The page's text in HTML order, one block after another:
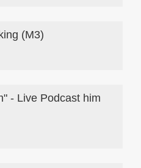
(M3)
- Live Podcast him